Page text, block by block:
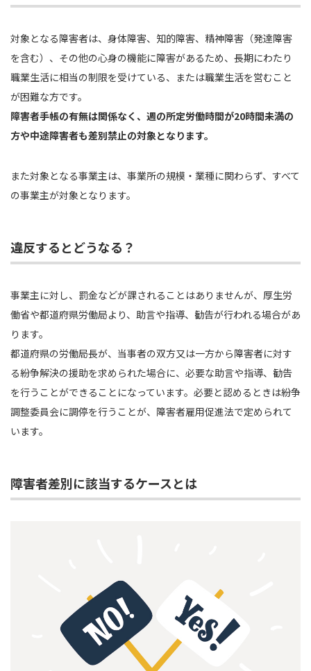
対象となる障害者は、身体障害、知的障害、精神障害（発達障害
を含む）、その他の心身の機能に障害があるため、長期にわたり
職業生活に相当の制限を受けている、または職業生活を営むこと
が困難な方です。
障害者手帳の有無は関係なく、週の所定労働時間が20時間未満の
方や中途障害者も差別禁止の対象となります。
また対象となる事業主は、事業所の規模・業種に関わらず、すべて
の事業主が対象となります。
違反するとどうなる？
事業主に対し、罰金などが課されることはありませんが、厚生労
働省や都道府県労働局より、助言や指導、勧告が行われる場合があ
ります。
都道府県の労働局長が、当事者の双方又は一方から障害者に対す
る紛争解決の援助を求められた場合に、必要な助言や指導、勧告
を行うことができることになっています。必要と認めるときは紛争
調整委員会に調停を行うことが、障害者雇用促進法で定められて
います。
障害者差別に該当するケースとは